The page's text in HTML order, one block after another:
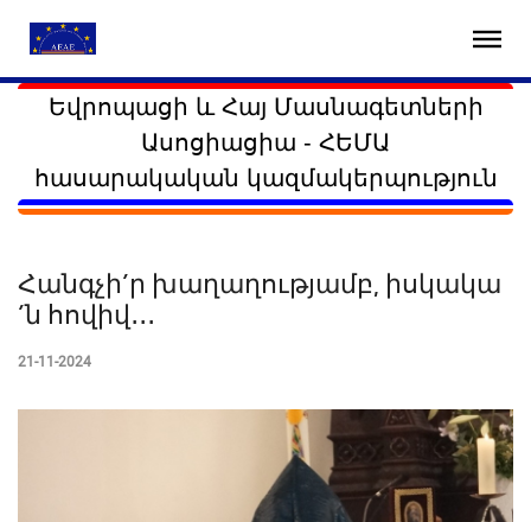
Եվրոպացի և Հայ Մասնագետների
Ասոցիացիա - ՀԵՄԱ
հասարակական կազմակերպություն
Հանգչի´ր խաղաղությամբ, իսկակա
´ն հովիվ․․․
21-11-2024